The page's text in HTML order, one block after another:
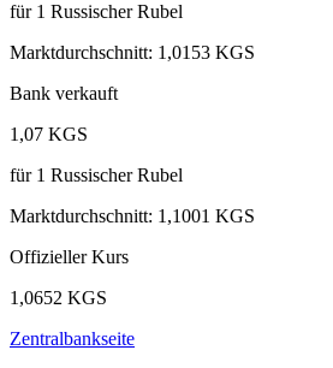
für1 Russischer Rubel
Marktdurchschnitt: 1,0153 KGS
Bank verkauft
1,07 KGS
für1 Russischer Rubel
Marktdurchschnitt: 1,1001 KGS
Offizieller Kurs
1,0652 KGS
Zentralbankseite